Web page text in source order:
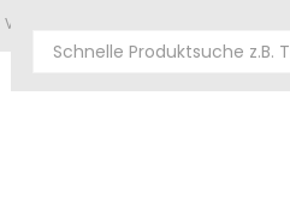
und Vereine